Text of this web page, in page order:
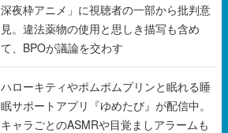
深夜枠アニメ」に視聴者の一部から批判意
見。違法薬物の使用と思しき描写も含め
て、BPOが議論を交わす
ハローキティやポムポムプリンと眠れる睡
眠サポートアプリ『ゆめたび』が配信中。
キャラごとのASMRや目覚ましアラームも